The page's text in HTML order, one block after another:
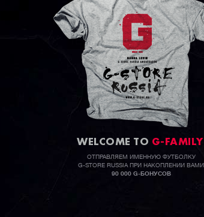
WELCOME TO G-FAMILY
ОТПРАВЛЯЕМ ИМЕННУЮ ФУТБОЛКУ
G-STORE RUSSIA ПРИ НАКОПЛЕНИИ ВАМИ
90 000 G-БОНУСОВ